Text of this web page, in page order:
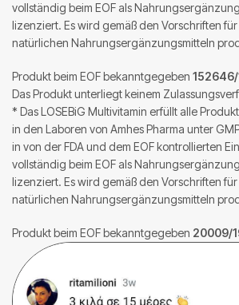
vollständig beim EOF als
lizenziert. Es wird gemäß den Vorschriften
natürlichen Nahrungsergänzungsmitteln
Produkt beim EOF bekanntgegeben
Das Produkt unterliegt keinem
* Das LOSEBiG Multivitamin erfüllt alle
in den Laboren von Amhes Pharma unter
in von der FDA und dem EOF kontrollierten
vollständig beim EOF als
lizenziert. Es wird gemäß den Vorschriften
natürlichen Nahrungsergänzungsmitteln
Produkt beim EOF bekanntgegeben 20009/